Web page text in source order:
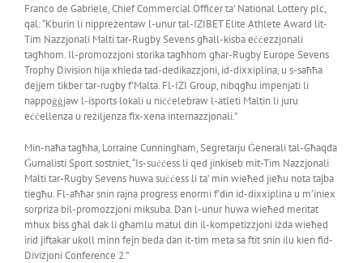
Franco de Gabriele, Chief Commercial Officer ta’ National Lottery plc,
qal: “Kburin li nippreżentaw l-unur tal-IZIBET Elite Athlete Award lit-
Tim Nazzjonali Malti tar-Rugby Sevens għall-kisba eċċezzjonali
tagħhom. Il-promozzjoni storika tagħhom għar-Rugby Europe Sevens
Trophy Division hija xhieda tad-dedikazzjoni, id-dixxiplina, u s-saħħa
dejjem tikber tar-rugby f’Malta. Fl-IZI Group, nibqgħu impenjati li
nappoġġjaw l-isports lokali u niċċelebraw l-atleti Maltin li juru
eċċellenza u reżiljenza fix-xena internazzjonali.”
Min-naħa tagħha, Lorraine Cunningham, Segretarju Ġenerali tal-Għaqda
Ġurnalisti Sport sostniet, “Is-suċċess li qed jinkiseb mit-Tim Nazzjonali
Malti tar-Rugby Sevens huwa suċċess li ta’ min wieħed jieħu nota tajba
tiegħu. Fl-aħħar snin rajna progress enormi f’din id-dixxiplina u m’iniex
sorpriża bil-promozzjoni miksuba. Dan l-unur huwa wieħed meritat
mhux biss għal dak li għamlu matul din il-kompetizzjoni iżda wieħed
irid jiftakar ukoll minn fejn beda dan it-tim meta sa ftit snin ilu kien fid-
Diviżjoni Conference 2.”